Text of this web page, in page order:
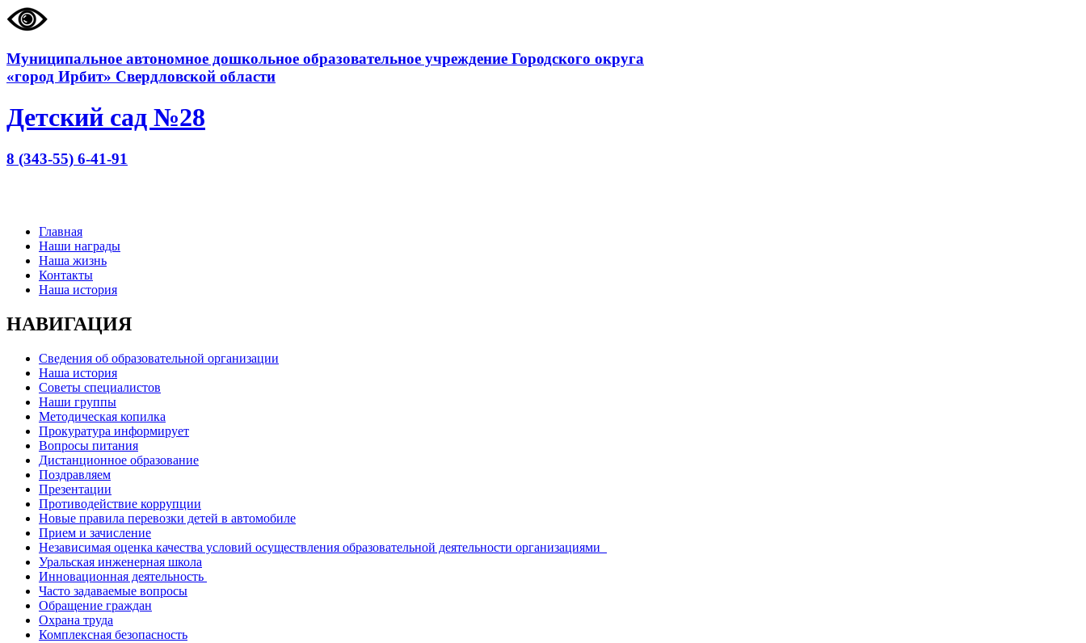
Муниципальное автономное дошкольное образовательное учреждение Городского округа
«город Ирбит» Свердловской области
Детский сад №28
8 (343-55) 6-41-91
Главная
Наши награды
Наша жизнь
Контакты
Наша история
НАВИГАЦИЯ
Сведения об образовательной организации
Наша история
Советы специалистов
Наши группы
Методическая копилка
Прокуратура информирует
Вопросы питания
Дистанционное образование
Поздравляем
Презентации
Противодействие коррупции
Новые правила перевозки детей в автомобиле
Прием и зачисление
Независимая оценка качества условий осуществления образовательной деятельности организациями
Уральская инженерная школа
Инновационная деятельность
Часто задаваемые вопросы
Обращение граждан
Охрана труда
Комплексная безопасность